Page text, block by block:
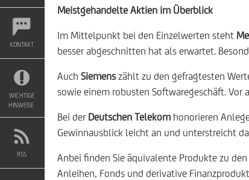
KONTAKT
WICHTIGE
HINWEISE
RSS
Meistgehandelte Aktien im Überblick
Im Mittelpunkt bei den Einzelwerten steht
besser abgeschnitten hat als erwartet.
Auch Siemenszählt zu den gefragtesten
sowie einem robusten Softwaregeschäft.
Bei der Deutschen Telekom honorieren
Gewinnausblick leicht an und unterstreicht
Anbei finden Sie äquivalente Produkte zu
Anleihen, Fonds und derivative